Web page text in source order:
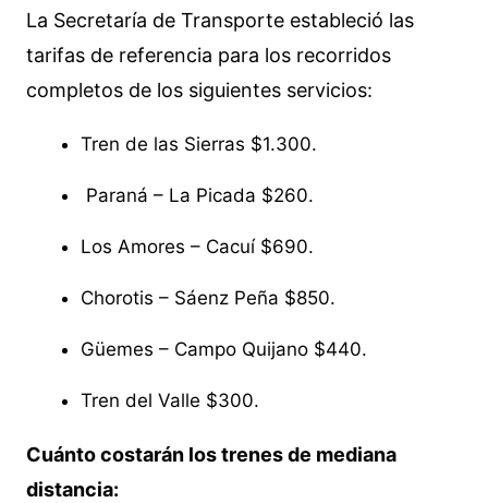
La Secretaría de Transporte estableció las
tarifas de referencia para los recorridos
completos de los siguientes servicios:
Tren de las Sierras $1.300.
Paraná – La Picada $260.
Los Amores – Cacuí $690.
Chorotis – Sáenz Peña $850.
Güemes – Campo Quijano $440.
Tren del Valle $300.
Cuánto costarán los trenes de mediana
distancia: